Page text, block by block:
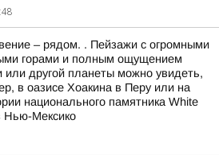
– рядом. . Пейзажи с огромными
горами и полным ощущением
или другой планеты можно увидеть,
в оазисе Хоакина в Перу или на
национального памятника White
Нью-Мексико